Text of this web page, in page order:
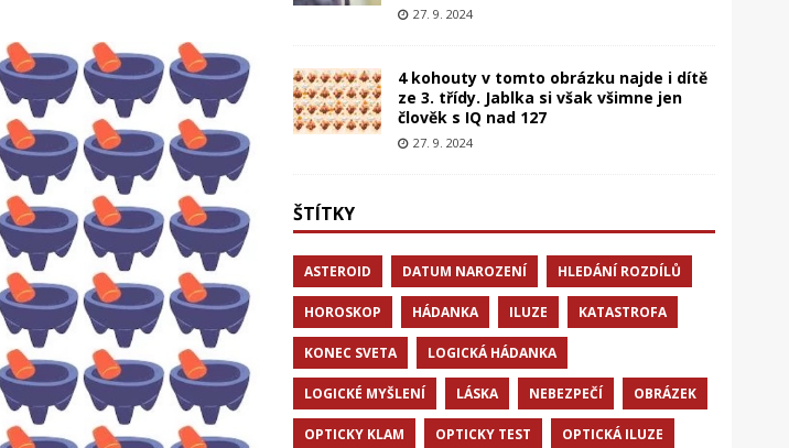
27. 9. 2024
4 kohouty v tomto obrázku najde i dítě
ze 3. třídy. Jablka si však všimne jen
člověk s IQ nad 127
27. 9. 2024
ŠTÍTKY
ASTEROID DATUM NAROZENÍ HLEDÁNÍ ROZDÍLŮ
HOROSKOP HÁDANKA ILUZE KATASTROFA
KONEC SVETA LOGICKÁ HÁDANKA
LOGICKÉ MYŠLENÍ LÁSKA NEBEZPEČÍ OBRÁZEK
OPTICKY KLAM OPTICKY TEST OPTICKÁ ILUZE